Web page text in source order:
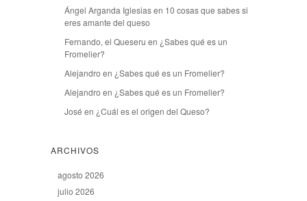
Ángel Arganda Iglesiasen 10 cosas que sabes si
eres amante del queso
Fernando, el Queseru en ¿Sabes qué es un
Fromelier?
Alejandro en ¿Sabes qué es un Fromelier?
Alejandro en ¿Sabes qué es un Fromelier?
José en ¿Cuál es el origen del Queso?
ARCHIVOS
agosto 2026
julio 2026